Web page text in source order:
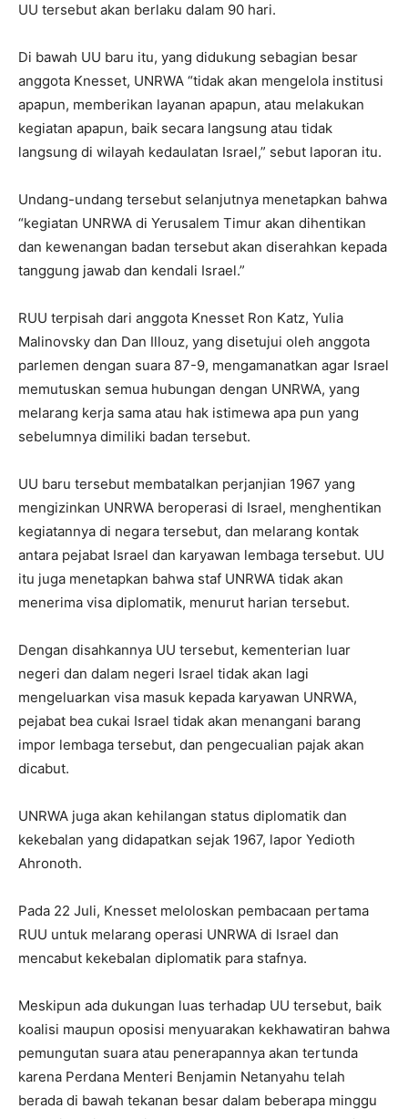
UU tersebut akan berlaku dalam 90 hari.
Di bawah UU baru itu, yang didukung sebagian besar
anggota Knesset, UNRWA “tidak akan mengelola institusi
apapun, memberikan layanan apapun, atau melakukan
kegiatan apapun, baik secara langsung atau tidak
langsung di wilayah kedaulatan Israel,” sebut laporan itu.
Undang-undang tersebut selanjutnya menetapkan bahwa
“kegiatan UNRWA di Yerusalem Timur akan dihentikan
dan kewenangan badan tersebut akan diserahkan kepada
tanggung jawab dan kendali Israel.”
RUU terpisah dari anggota Knesset Ron Katz, Yulia
Malinovsky dan Dan Illouz, yang disetujui oleh anggota
parlemen dengan suara 87-9, mengamanatkan agar Israel
memutuskan semua hubungan dengan UNRWA, yang
melarang kerja sama atau hak istimewa apa pun yang
sebelumnya dimiliki badan tersebut.
UU baru tersebut membatalkan perjanjian 1967 yang
mengizinkan UNRWA beroperasi di Israel, menghentikan
kegiatannya di negara tersebut, dan melarang kontak
antara pejabat Israel dan karyawan lembaga tersebut. UU
itu juga menetapkan bahwa staf UNRWA tidak akan
menerima visa diplomatik, menurut harian tersebut.
Dengan disahkannya UU tersebut, kementerian luar
negeri dan dalam negeri Israel tidak akan lagi
mengeluarkan visa masuk kepada karyawan UNRWA,
pejabat bea cukai Israel tidak akan menangani barang
impor lembaga tersebut, dan pengecualian pajak akan
dicabut.
UNRWA juga akan kehilangan status diplomatik dan
kekebalan yang didapatkan sejak 1967, lapor Yedioth
Ahronoth.
Pada 22 Juli, Knesset meloloskan pembacaan pertama
RUU untuk melarang operasi UNRWA di Israel dan
mencabut kekebalan diplomatik para stafnya.
Meskipun ada dukungan luas terhadap UU tersebut, baik
koalisi maupun oposisi menyuarakan kekhawatiran bahwa
pemungutan suara atau penerapannya akan tertunda
karena Perdana Menteri Benjamin Netanyahu telah
berada di bawah tekanan besar dalam beberapa minggu